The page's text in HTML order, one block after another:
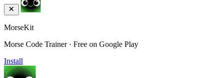
MorseKit
Morse Code Trainer · Free on Google Play
Install